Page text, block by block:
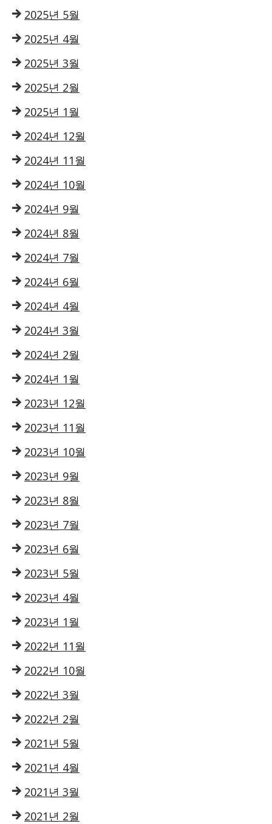
2025년 5월
2025년 4월
2025년 3월
2025년 2월
2025년 1월
2024년 12월
2024년 11월
2024년 10월
2024년 9월
2024년 8월
2024년 7월
2024년 6월
2024년 4월
2024년 3월
2024년 2월
2024년 1월
2023년 12월
2023년 11월
2023년 10월
2023년 9월
2023년 8월
2023년 7월
2023년 6월
2023년 5월
2023년 4월
2023년 1월
2022년 11월
2022년 10월
2022년 3월
2022년 2월
2021년 5월
2021년 4월
2021년 3월
2021년 2월